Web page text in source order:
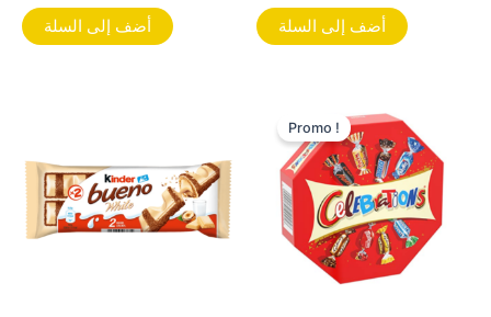
أضف إلى السلة أضف إلى السلة
Promo !prix
initial
était :
42,00 د.م..
prix
actuel
est :